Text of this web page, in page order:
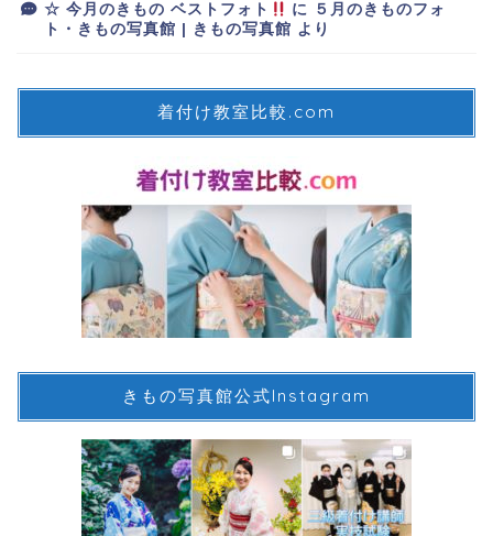
☆ 今月のきもの ベストフォト に ５月のきものフォ
ト・きもの写真館 | きもの写真館 より
着付け教室比較.com
きもの写真館公式Instagram